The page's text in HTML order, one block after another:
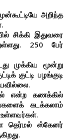
அறிந்த
சிக்கி இதுவரை
250 பேர்
முக்கிய மூன்று
குட்டி பழங்குடி
என்ற கணக்கில்
கடக்கலாம்
உள்ளவர்கள்.
தெர்மல் ஸ்கேனர்